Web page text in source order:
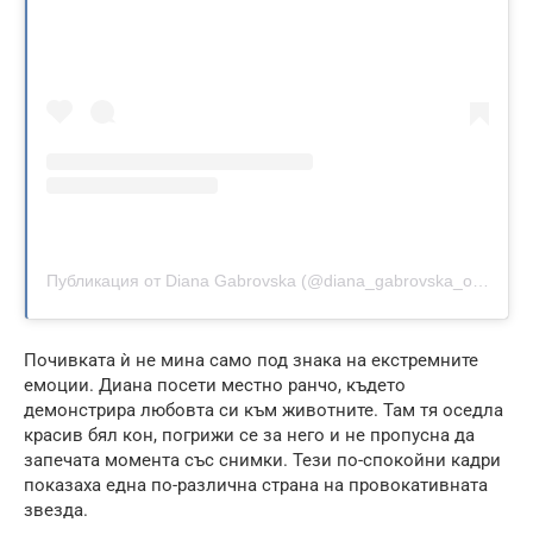
Почивката ѝ не мина само под знака на екстремните
емоции. Диана посети местно ранчо, където
демонстрира любовта си към животните. Там тя оседла
красив бял кон, погрижи се за него и не пропусна да
запечата момента със снимки. Тези по-спокойни кадри
показаха една по-различна страна на провокативната
звезда.